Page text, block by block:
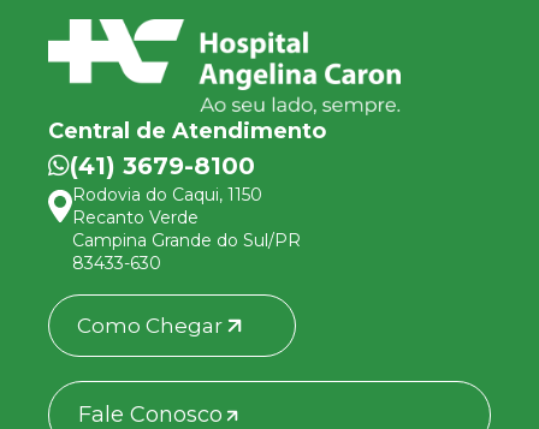
Central de Atendimento
(41) 3679-8100
Rodovia do Caqui, 1150
Recanto Verde
Campina Grande do Sul/PR
83433-630
Como Chegar
Fale Conosco